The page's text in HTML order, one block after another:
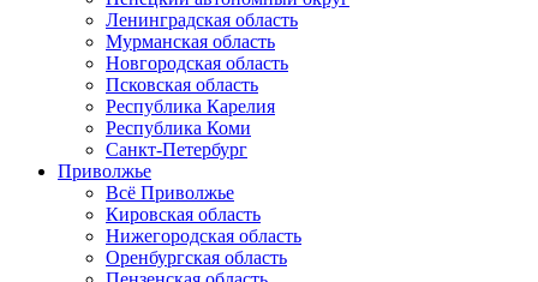
Ленинградская область
Мурманская область
Новгородская область
Псковская область
Республика Карелия
Республика Коми
Санкт-Петербург
Приволжье
Всё Приволжье
Кировская область
Нижегородская область
Оренбургская область